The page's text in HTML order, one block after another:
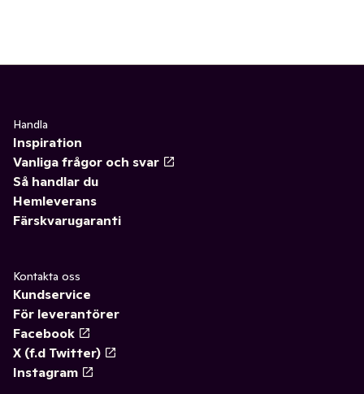
Handla
Inspiration
Vanliga frågor och svar
Så handlar du
Hemleverans
Färskvarugaranti
Kontakta oss
Kundservice
För leverantörer
Facebook
X (f.d Twitter)
Instagram